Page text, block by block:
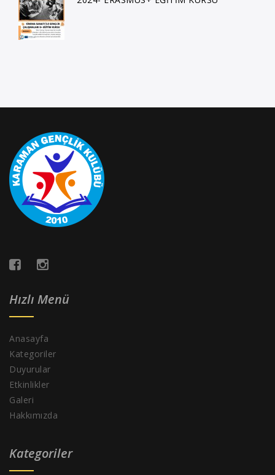
Hızlı Menü
Anasayfa
Kategoriler
Duyurular
Etkinlikler
Galeri
Hakkımızda
Kategoriler